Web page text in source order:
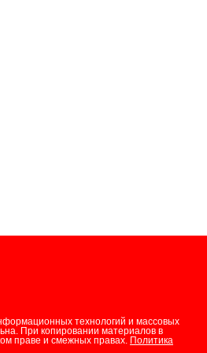
технологий и массовых
При копировании материалов в
праве и смежных правах. Политика